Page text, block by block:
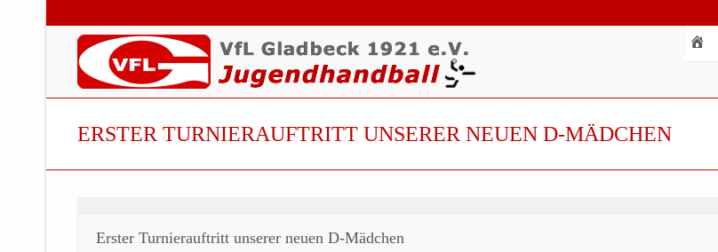
ERSTER TURNIERAUFTRITT UNSERER NEUEN D-MÄDCHEN
Erster Turnierauftritt unserer neuen D-Mädchen